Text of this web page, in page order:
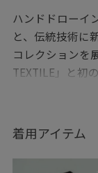
ハンドドローイ
と、伝統技術に
コレクションを
TEXTILE」と初
さりげない花の
すぎず馴染みや
す。
是非店頭でご覧
着用アイテム